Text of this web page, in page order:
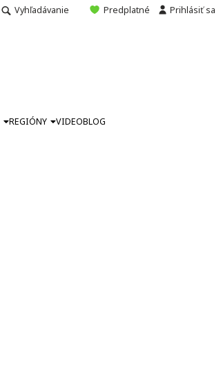
Vyhľadávanie Predplatné Prihlásiť sa
REGIÓNY VIDEOBLOG